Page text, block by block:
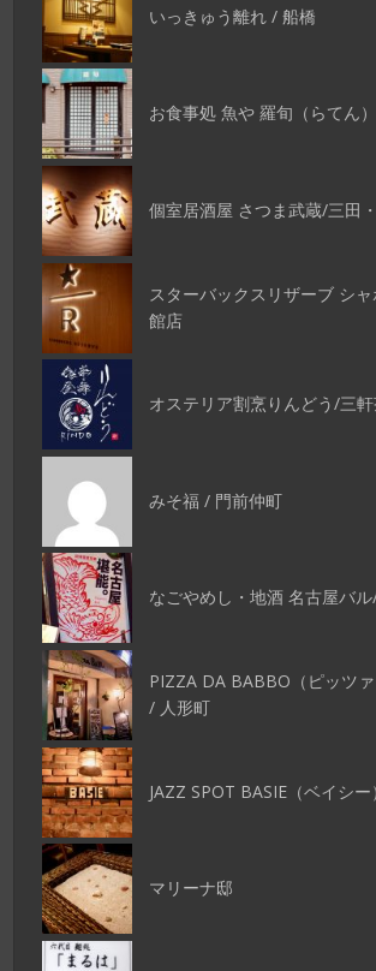
いっきゅう離れ / 船橋
お食事処 魚や 羅旬（らてん
個室居酒屋 さつま武蔵/三田
スターバックスリザーブ シ
館店
オステリア割烹りんどう/三
みそ福 / 門前仲町
なごやめし・地酒 名古屋バ
PIZZA DA BABBO（ピッツァ
/ 人形町
JAZZ SPOT BASIE（ベイシ
マリーナ邸